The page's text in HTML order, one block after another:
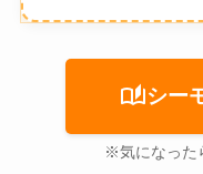
auto_storiesシー
※気になった